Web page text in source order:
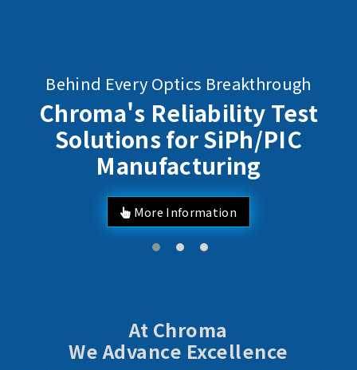
Behind Every Optics Breakthrough
Chroma's Reliability Test
Solutions for SiPh/PIC
Manufacturing
More Information
At Chroma
We Advance Excellence